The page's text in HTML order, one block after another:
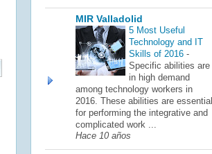
MIR Valladolid
5 Most Useful
Technology and IT
Skills of 2016 -
Specific abilities are
in high demand
among technology workers in
2016. These abilities are essential
for performing the integrative and
complicated work ...
Hace 10 años